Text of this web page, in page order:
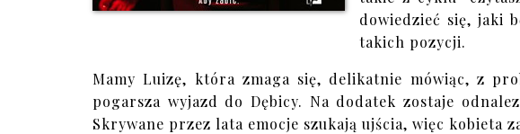
dowiedzieć się, jaki
takich pozycji.
Mamy Luizę, która zmaga się, delikatnie mówiąc, z
pogarsza wyjazd do Dębicy. Na dodatek zostaje
Skrywane przez lata emocje szukają ujścia, więc kobieta